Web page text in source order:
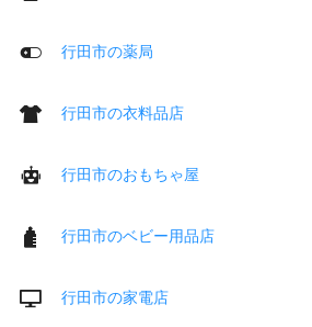
行田市の薬局
行田市の衣料品店
行田市のおもちゃ屋
行田市のベビー用品店
行田市の家電店